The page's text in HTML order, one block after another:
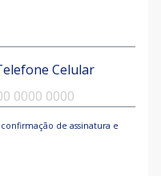
Celular
de assinatura e